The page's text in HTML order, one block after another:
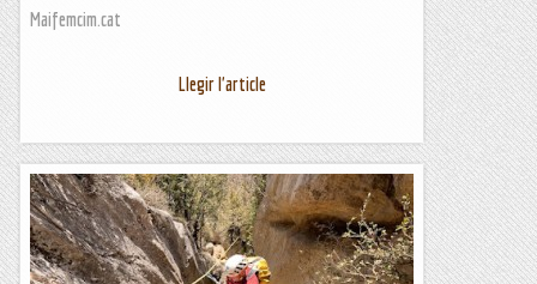
Maifemcim.cat
Llegir l'article